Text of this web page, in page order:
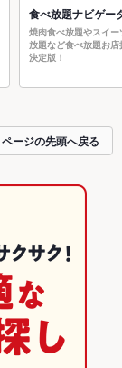
食べ放題ナビゲー
焼肉食べ放題やスイー
放題など食べ放題お店
決定版！
ページの先頭へ戻る